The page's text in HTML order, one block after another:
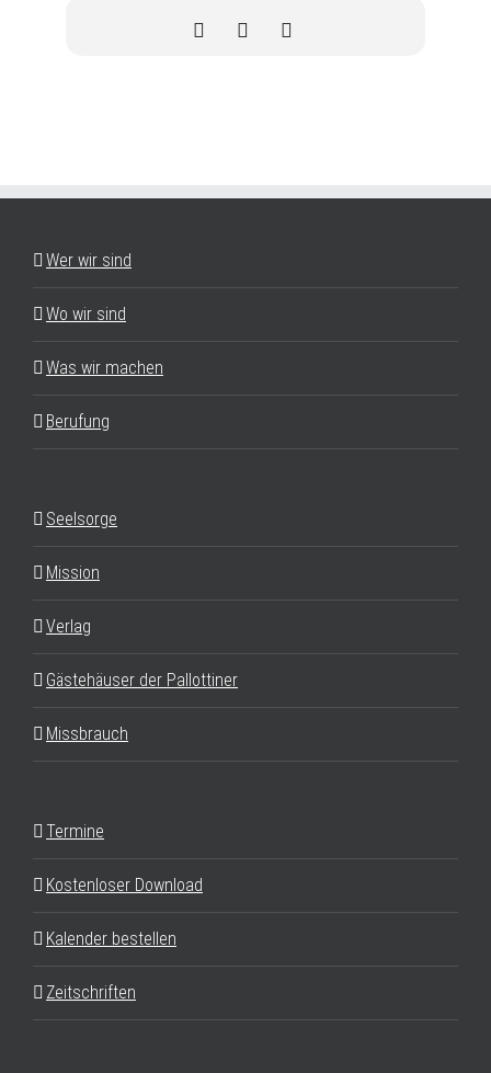
Wer wir sind
Wo wir sind
Was wir machen
Berufung
Seelsorge
Mission
Verlag
Gästehäuser der Pallottiner
Missbrauch
Termine
Kostenloser Download
Kalender bestellen
Zeitschriften